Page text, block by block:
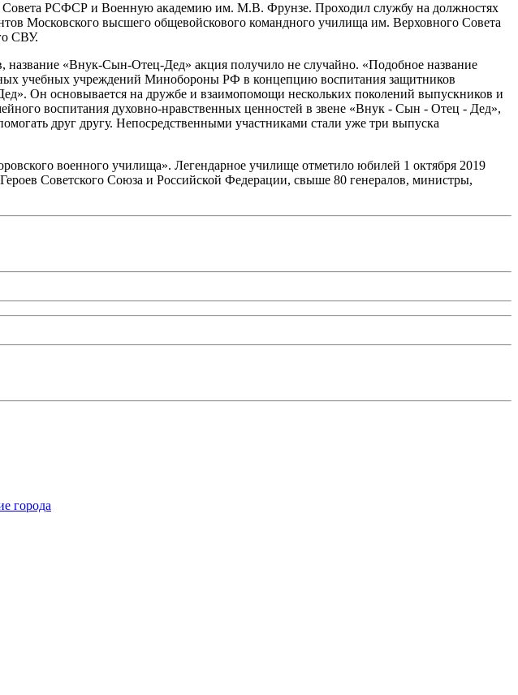
РСФСР и Военную академию им. М.В. Фрунзе. Проходил службу на должностях
Московского высшего общевойскового командного училища им. Верховного Совета
СВУ.
название «Внук-Сын-Отец-Дед» акция получило не случайно. «Подобное название
учебных учреждений Минобороны РФ в концепцию воспитания защитников
Он основывается на дружбе и взаимопомощи нескольких поколений выпускников и
воспитания духовно-нравственных ценностей в звене «Внук - Сын - Отец - Дед»,
друг другу. Непосредственными участниками стали уже три выпуска
военного училища». Легендарное училище отметило юбилей 1 октября 2019
Советского Союза и Российской Федерации, свыше 80 генералов, министры,
города